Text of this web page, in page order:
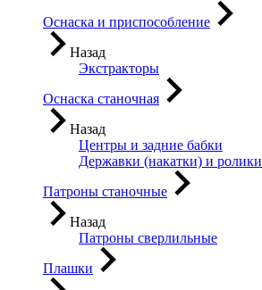
Оснаска и приспособление
Назад
Экстракторы
Оснаска станочная
Назад
Центры и задние бабки
Державки (накатки) и ролики
Патроны станочные
Назад
Патроны сверлильные
Плашки